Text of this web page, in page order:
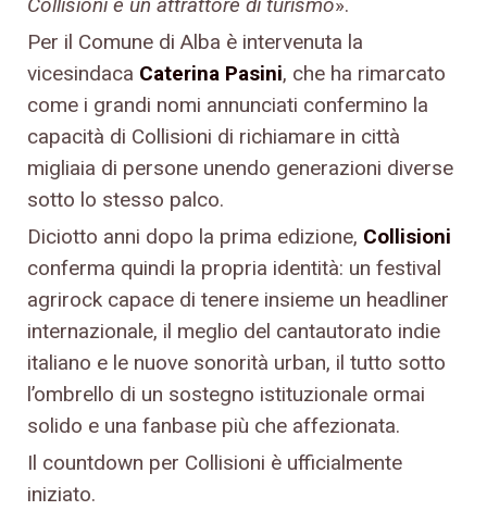
Collisioni è un attrattore di turismo».
Per il Comune di Alba è intervenuta la
vicesindaca Caterina Pasini, che ha rimarcato
come i grandi nomi annunciati confermino la
capacità di Collisioni di richiamare in città
migliaia di persone unendo generazioni diverse
sotto lo stesso palco.
Diciotto anni dopo la prima edizione, Collisioni
conferma quindi la propria identità: un festival
agrirock capace di tenere insieme un headliner
internazionale, il meglio del cantautorato indie
italiano e le nuove sonorità urban, il tutto sotto
l’ombrello di un sostegno istituzionale ormai
solido e una fanbase più che affezionata.
Il countdown per Collisioni è ufficialmente
iniziato.